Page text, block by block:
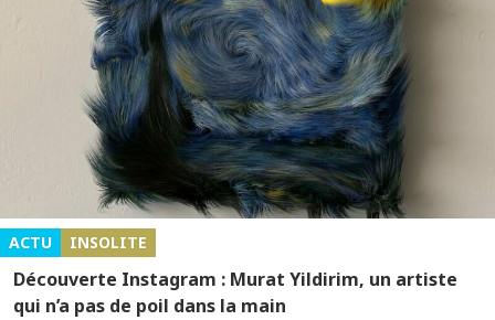
ACTU INSOLITE
Découverte Instagram : Murat Yildirim, un artiste
qui n’a pas de poil dans la main